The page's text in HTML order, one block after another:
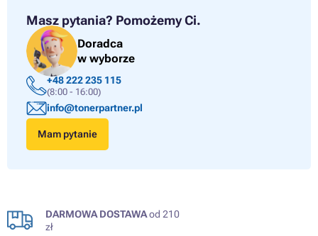
Masz pytania? Pomożemy Ci.
Doradca
w wyborze
+48 222 235 115
(8:00 - 16:00)
info@tonerpartner.pl
Mam pytanie
DARMOWA DOSTAWAod 210
zł